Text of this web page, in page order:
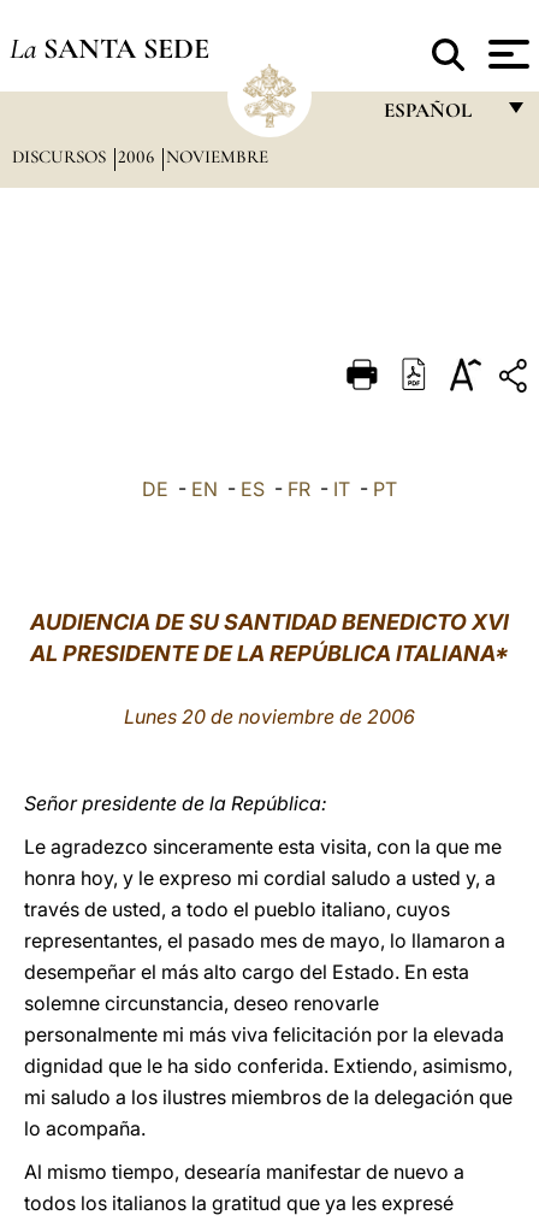
La SANTA SEDE
ESPAÑOL
DEUTSCH
العربيّة
DISCURSOS 2006 NOVIEMBRE
DE - EN - ES - FR - IT - PT
AUDIENCIA DE SU SANTIDAD BENEDICTO XVI
AL PRESIDENTE DE LA REPÚBLICA ITALIANA*
Lunes 20 de noviembre de 2006
Señor presidente de la República:
Le agradezco sinceramente esta visita, con la que me
honra hoy, y le expreso mi cordial saludo a usted y, a
través de usted, a todo el pueblo italiano, cuyos
representantes, el pasado mes de mayo, lo llamaron a
desempeñar el más alto cargo del Estado. En esta
solemne circunstancia, deseo renovarle
personalmente mi más viva felicitación por la elevada
dignidad que le ha sido conferida. Extiendo, asimismo,
mi saludo a los ilustres miembros de la delegación que
lo acompaña.
Al mismo tiempo, desearía manifestar de nuevo a
todos los italianos la gratitud que ya les expresé